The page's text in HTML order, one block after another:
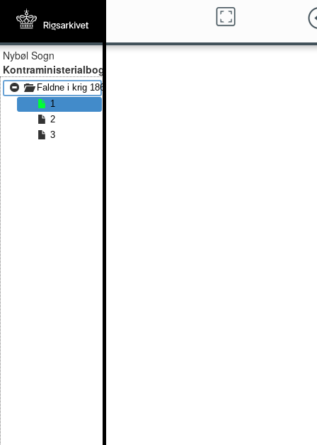
Nybøl Sogn
Kontraministerialbog
Faldne i krig 1864
1
2
3